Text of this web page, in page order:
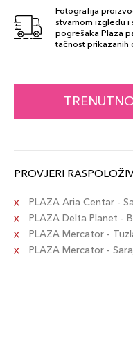
Fotografija
stvarnom izgledu i
pogrešaka Plaza
tačnost prikazanih
PROVJERI
PLAZA Aria Centar -
PLAZA Delta Planet -
PLAZA Mercator -
PLAZA Mercator -